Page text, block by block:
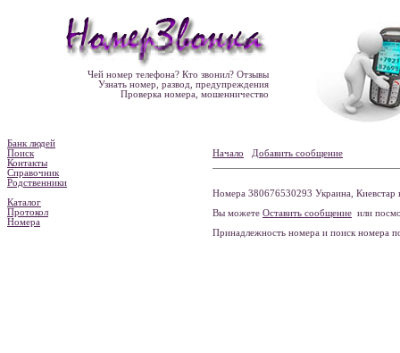
Чей номер телефона? Кто звонил? Отзывы
Узнать номер, развод, предупреждения
Проверка номера, мошенничество
Банк людей
Поиск
Контакты
Справочник
Родственники
Каталог
Протокол
Номера
Начало Добавить сообщение
Номера 380676530293 Украина, Киевстар
Вы можете Оставить сообщение или
Принадлежность номера и поиск номера